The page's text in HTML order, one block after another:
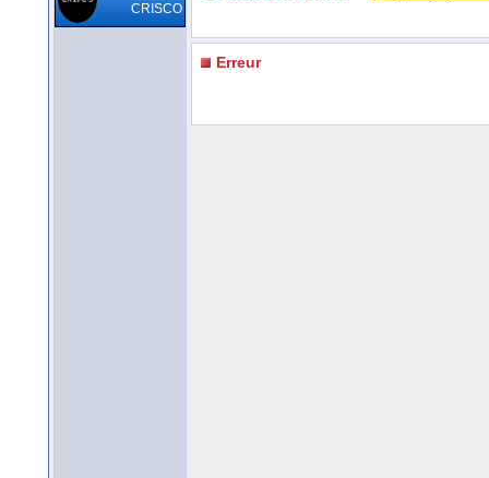
CRISCO
Erreur